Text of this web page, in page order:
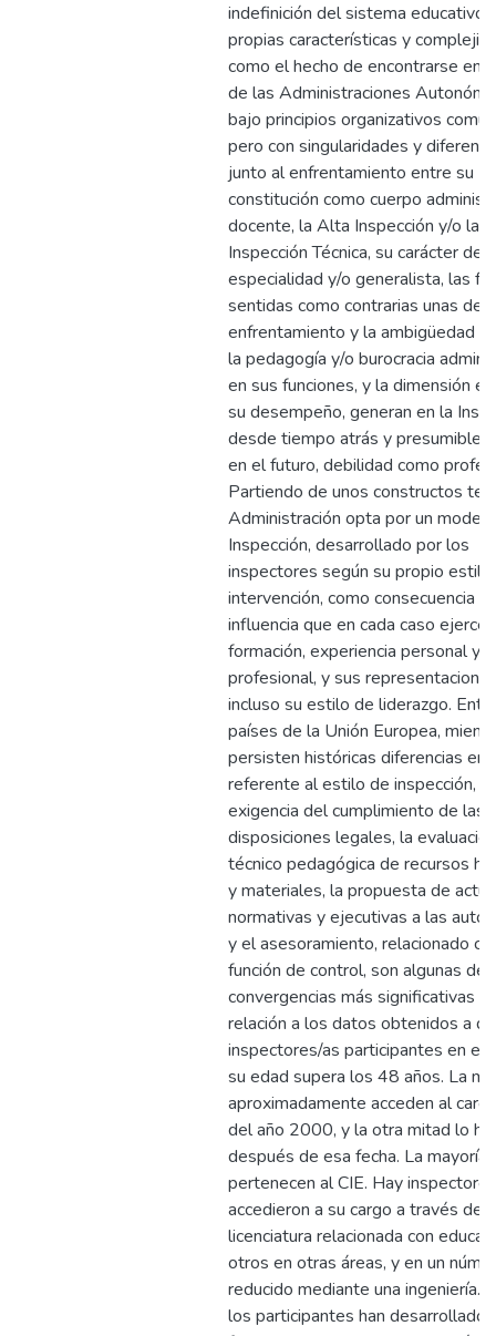
indefinición del sistema educativo,
propias características y
como el hecho de encontrarse en
de las Administraciones
bajo principios organizativos
pero con singularidades y
junto al enfrentamiento entre su
constitución como cuerpo
docente, la Alta Inspección y/o la
Inspección Técnica, su carácter de
especialidad y/o generalista, las
sentidas como contrarias unas de
enfrentamiento y la ambigüedad
la pedagogía y/o burocracia
en sus funciones, y la dimensión
su desempeño, generan en la
desde tiempo atrás y
en el futuro, debilidad como
Partiendo de unos constructos
Administración opta por un
Inspección, desarrollado por los
inspectores según su propio
intervención, como consecuencia
influencia que en cada caso ejerce,
formación, experiencia personal y
profesional, y sus
incluso su estilo de liderazgo.
países de la Unión Europea,
persisten históricas diferencias en
referente al estilo de inspección, la
exigencia del cumplimiento de las
disposiciones legales, la evaluación
técnico pedagógica de recursos
y materiales, la propuesta de
normativas y ejecutivas a las
y el asesoramiento, relacionado
función de control, son algunas de
convergencias más significativas
relación a los datos obtenidos a
inspectores/as participantes en el
su edad supera los 48 años. La
aproximadamente acceden al
del año 2000, y la otra mitad lo
después de esa fecha. La mayoría
pertenecen al CIE. Hay
accedieron a su cargo a través de
licenciatura relacionada con
otros en otras áreas, y en un
reducido mediante una ingeniería.
los participantes han desarrollado